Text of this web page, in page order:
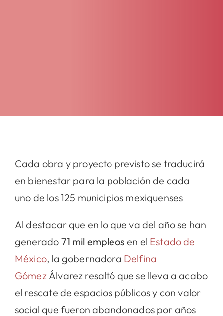
Cada obra y proyecto previsto se traducirá
en bienestar para la población de cada
uno de los 125 municipios mexiquenses
Al destacar que en lo que va del año se han
generado 71 mil empleosen el Estado de
México, la gobernadora Delfina
Gómez Álvarez resaltó que se lleva a acabo
el rescate de espacios públicos y con valor
social que fueron abandonados por años